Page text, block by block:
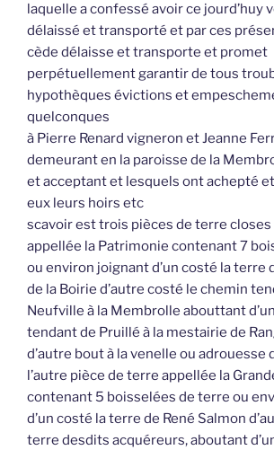
laquelle a confessé avoir ce jourd’huy
délaissé et transporté et par ces
cède délaisse et transporte et promet
perpétuellement garantir de tous
hypothèques évictions et
quelconques
à Pierre Renard vigneron et Jeanne
demeurant en la paroisse de la
et acceptant et lesquels ont achepté
eux leurs hoirs etc
scavoir est trois pièces de terre closes
appellée la Patrimonie contenant 7
ou environ joignant d’un costé la terre
de la Boirie d’autre costé le chemin
Neufville à la Membrolle abouttant
tendant de Pruillé à la mestairie de
d’autre bout à la venelle ou adrouesse
l’autre pièce de terre appellée la
contenant 5 boisselées de terre ou
d’un costé la terre de René Salmon
terre desdits acquéreurs, aboutant